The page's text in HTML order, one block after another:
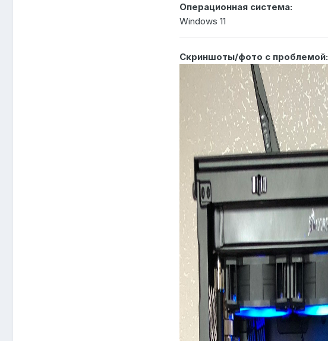
Операционная система:
Windows 11
Скриншоты/фото с проблемой: